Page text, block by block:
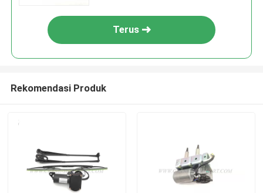
Terus
Rekomendasi Produk